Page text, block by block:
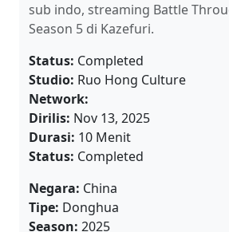
sub indo, streaming Battle
Season 5 di Kazefuri.
Status: Completed
Studio: Ruo Hong Culture
Network:
Dirilis: Nov 13, 2025
Durasi: 10 Menit
Status: Completed
Negara: China
Tipe: Donghua
Season: 2025